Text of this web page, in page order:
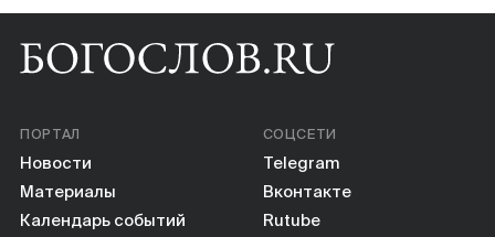
ПОРТАЛ
Новости
Материалы
Календарь событий
СОЦСЕТИ
Telegram
Вконтакте
Rutube